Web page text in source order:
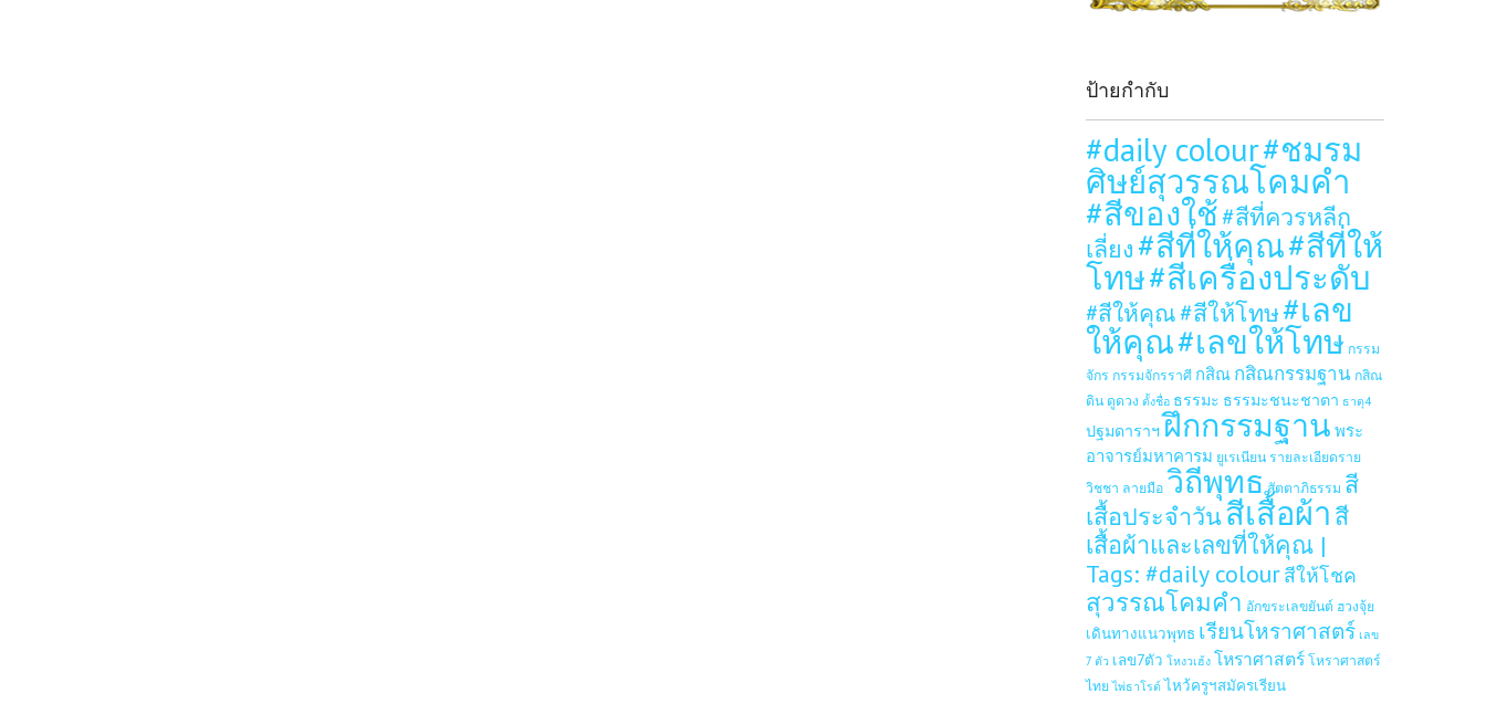
ป้ายกำกับ
#daily colour#ชมรม
ศิษย์สุวรรณโคมคำ
#สีของใช้#สีที่ควรหลีก
เลี่ยง #สีที่ให้คุณ#สีที่ให้
โทษ#สีเครื่องประดับ
#สีให้คุณ#สีให้โทษ#เลข
ให้คุณ#เลขให้โทษ กรรม
จักร กรรมจักรราศี กสิณ กสิณกรรมฐาน กสิณ
ดินดูดวง ตั้งชื่อ ธรรมะ ธรรมะชนะชาตา ธาตุ4
ปฐมดาราฯฝึกกรรมฐาน พระ
อาจารย์มหาคารม ยูเรเนียน รายละเอียดราย
วิชชา ลายมือวิถีพุทธ สัตตาภิธรรม สี
เสื้อประจำวันสีเสื้อผ้า สี
เสื้อผ้าและเลขที่ให้คุณ |
Tags: #daily colourสีให้โชค
สุวรรณโคมคำ อักขระเลขยันต์ ฮวงจุ้ย
เดินทางแนวพุทธ เรียนโหราศาสตร์ เลข
7 ตัว เลข7ตัว โหงวเฮ้ง โหราศาสตร์โหราศาสตร์
ไทย ไพ่ธาโรต์ ไหว้ครูฯสมัครเรียน